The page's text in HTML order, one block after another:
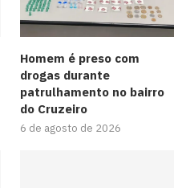
Homem é preso com
drogas durante
patrulhamento no bairro
do Cruzeiro
6 de agosto de 2026